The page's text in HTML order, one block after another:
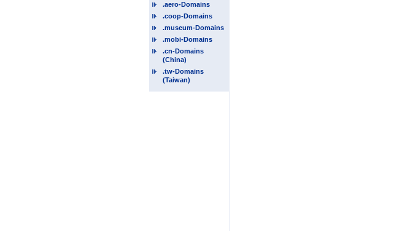
.aero-Domains
.coop-Domains
.museum-Domains
.mobi-Domains
.cn-Domains
(China)
.tw-Domains
(Taiwan)